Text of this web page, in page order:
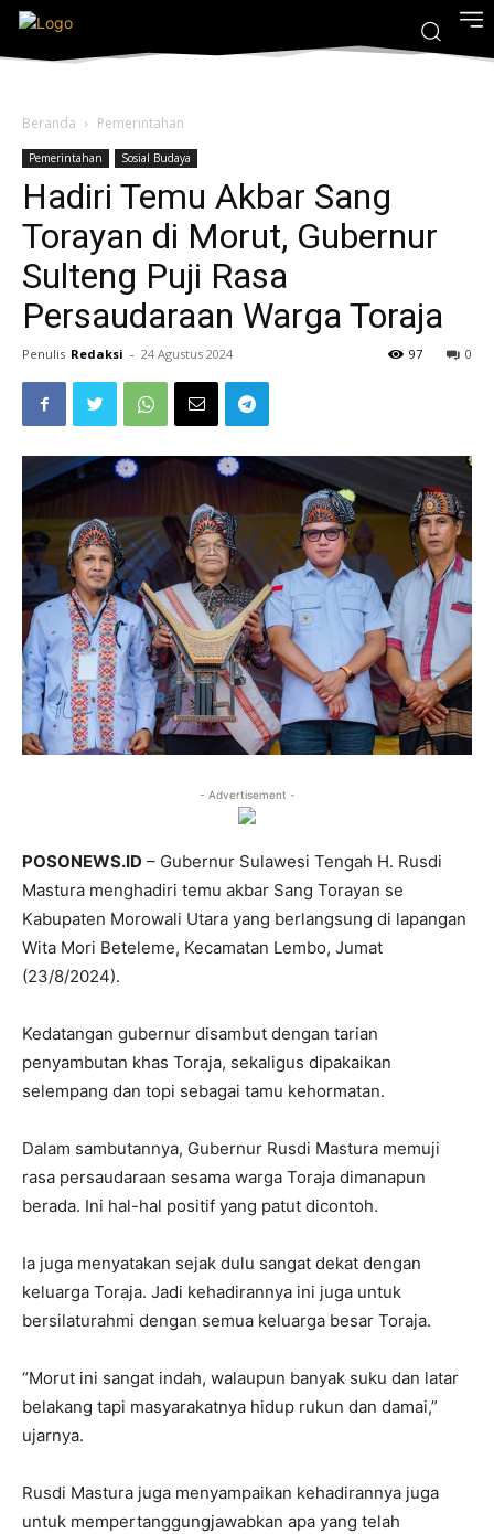
Beranda Pemerintahan
Pemerintahan Sosial Budaya
Hadiri Temu Akbar Sang
Torayan di Morut, Gubernur
Sulteng Puji Rasa
Persaudaraan Warga Toraja
Penulis Redaksi - 24 Agustus 2024 0
97
- Advertisement -
POSONEWS.ID – Gubernur Sulawesi Tengah H. Rusdi
Mastura menghadiri temu akbar Sang Torayan se
Kabupaten Morowali Utara yang berlangsung di lapangan
Wita Mori Beteleme, Kecamatan Lembo, Jumat
(23/8/2024).
Kedatangan gubernur disambut dengan tarian
penyambutan khas Toraja, sekaligus dipakaikan
selempang dan topi sebagai tamu kehormatan.
Dalam sambutannya, Gubernur Rusdi Mastura memuji
rasa persaudaraan sesama warga Toraja dimanapun
berada. Ini hal-hal positif yang patut dicontoh.
Ia juga menyatakan sejak dulu sangat dekat dengan
keluarga Toraja. Jadi kehadirannya ini juga untuk
bersilaturahmi dengan semua keluarga besar Toraja.
“Morut ini sangat indah, walaupun banyak suku dan latar
belakang tapi masyarakatnya hidup rukun dan damai,”
ujarnya.
Rusdi Mastura juga menyampaikan kehadirannya juga
untuk mempertanggungjawabkan apa yang telah